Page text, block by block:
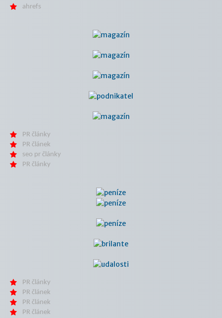
ahrefs
PR články
PR článek
seo pr články
PR články
PR články
PR článek
PR článek
PR článek